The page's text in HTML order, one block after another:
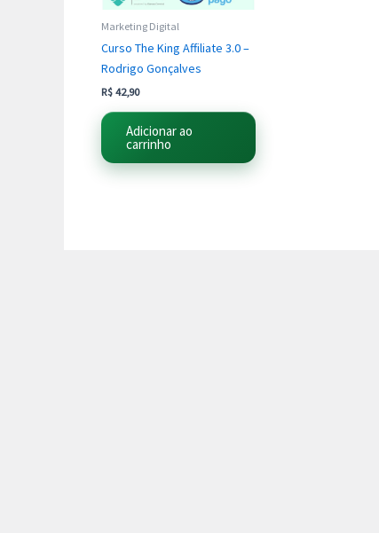
Marketing Digital
Curso The King Affiliate 3.0 –
Rodrigo Gonçalves
R$ 42,90
Adicionar ao
carrinho